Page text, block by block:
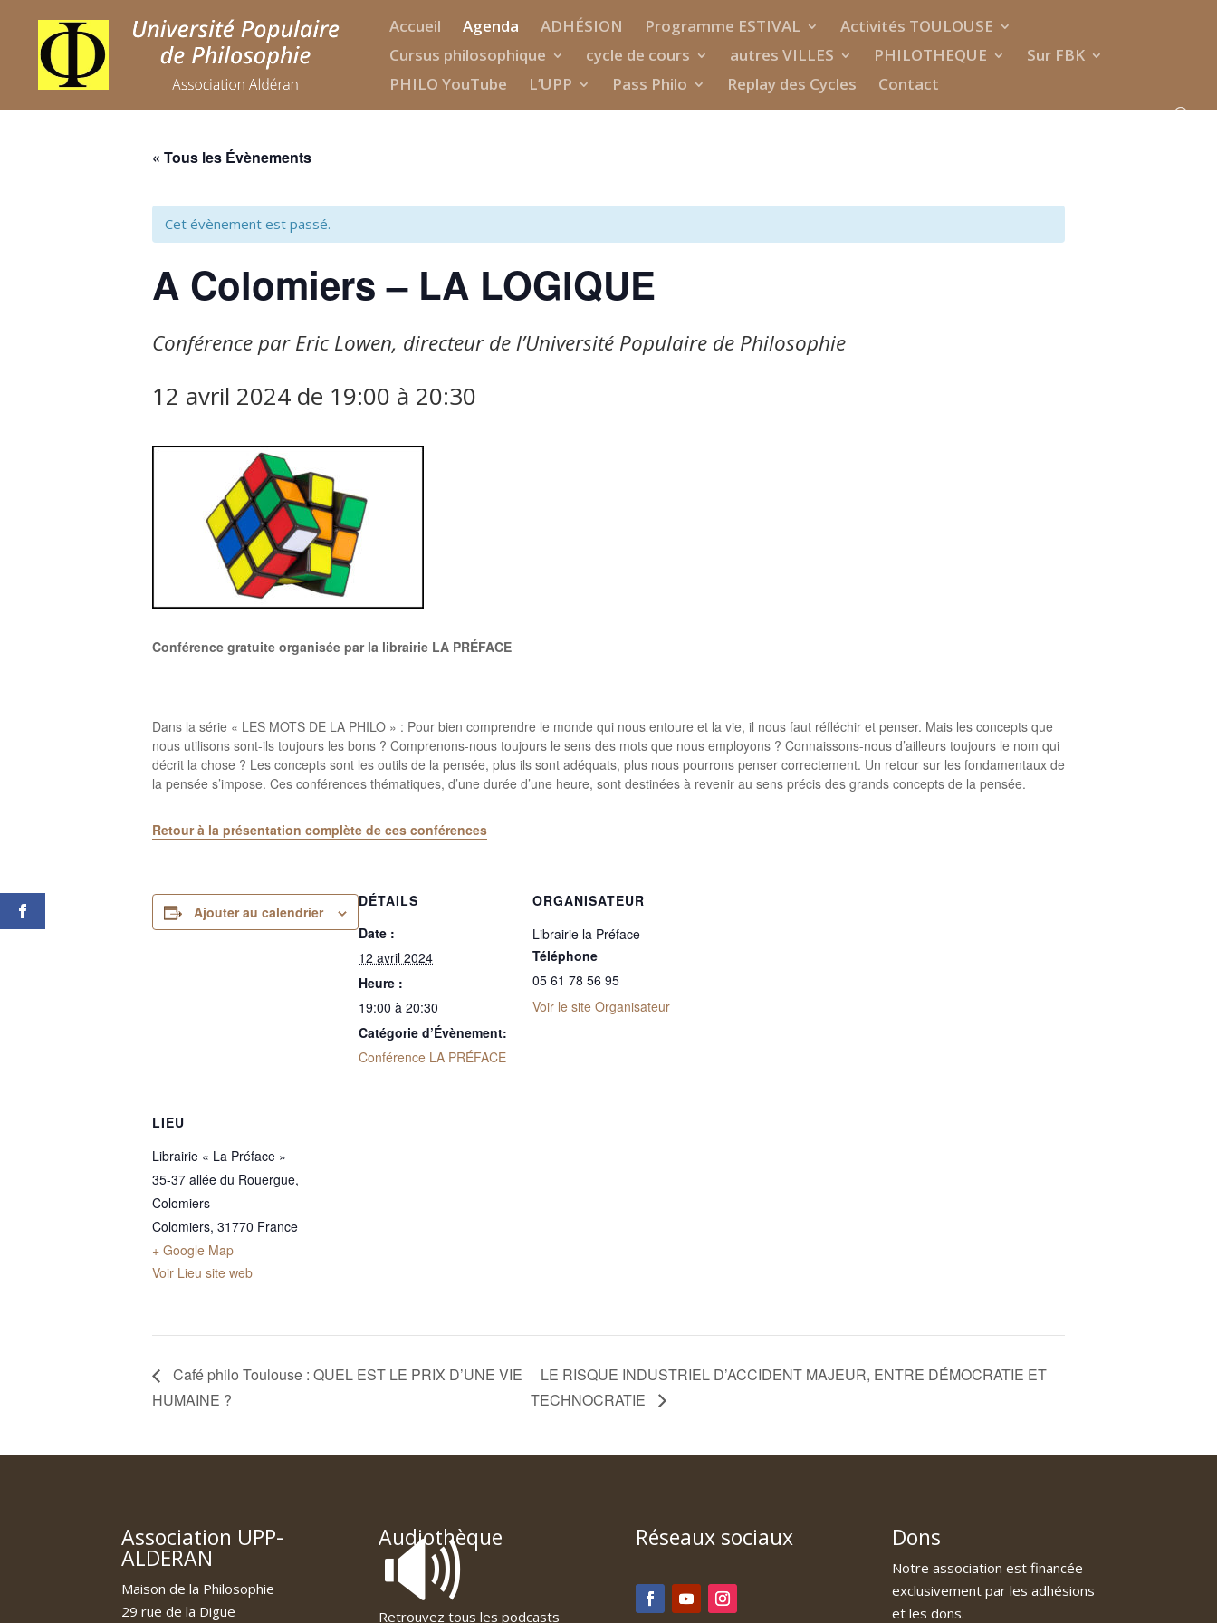
Accueil Agenda ADHÉSION Programme ESTIVAL
Activités TOULOUSE
Cursus philosophique
cycle de cours autres VILLES PHILOTHEQUE
Sur FBK
PHILO YouTube
L’UPP Pass Philo Replay des Cycles Contact
« Tous les Évènements
Cet évènement est passé.
A Colomiers – LA LOGIQUE
Conférence par Eric Lowen, directeur de l’Université Populaire de Philosophie
12 avril 2024 de 19:00 à 20:30
Conférence gratuite organisée par la librairie LA PRÉFACE
Dans la série « LES MOTS DE LA PHILO » : Pour bien comprendre le monde qui nous entoure et la vie, il nous faut réfléchir et penser. Mais les concepts que
nous utilisons sont-ils toujours les bons ? Comprenons-nous toujours le sens des mots que nous employons ? Connaissons-nous d’ailleurs toujours le nom qui
décrit la chose ? Les concepts sont les outils de la pensée, plus ils sont adéquats, plus nous pourrons penser correctement. Un retour sur les fondamentaux de
la pensée s’impose. Ces conférences thématiques, d’une durée d’une heure, sont destinées à revenir au sens précis des grands concepts de la pensée.
Retour à la présentation complète de ces conférences
Ajouter au calendrier
DÉTAILS
Date :
12 avril 2024
Heure :
19:00 à 20:30
Catégorie d’Évènement:
Conférence LA PRÉFACE
ORGANISATEUR
Librairie la Préface
Téléphone
05 61 78 56 95
Voir le site Organisateur
LIEU
Librairie « La Préface »
35-37 allée du Rouergue,
Colomiers
Colomiers, 31770 France
+ Google Map
Voir Lieu site web
Café philo Toulouse : QUEL EST LE PRIX D’UNE VIE
HUMAINE ?
LE RISQUE INDUSTRIEL D’ACCIDENT MAJEUR, ENTRE DÉMOCRATIE ET
TECHNOCRATIE
Association UPP-
ALDERAN
Maison de la Philosophie
29 rue de la Digue
Audiothèque
🔊
Retrouvez tous les podcasts
Réseaux sociaux Dons
Notre association est financée
exclusivement par les adhésions
et les dons.